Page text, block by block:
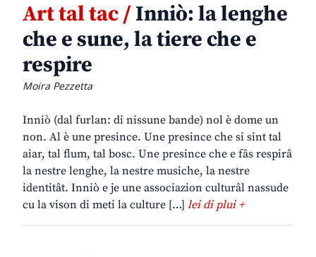
Art tal tac /Inniò: la lenghe
che e sune, la tiere che e
respire
Moira Pezzetta
Inniò (dal furlan: di nissune bande) nol è dome un
non. Al è une presince. Une presince che si sint tal
aiar, tal flum, tal bosc. Une presince che e fâs respirâ
la nestre lenghe, la nestre musiche, la nestre
identitât. Inniò e je une associazion culturâl nassude
cu la vison di meti la culture […] lei di plui +